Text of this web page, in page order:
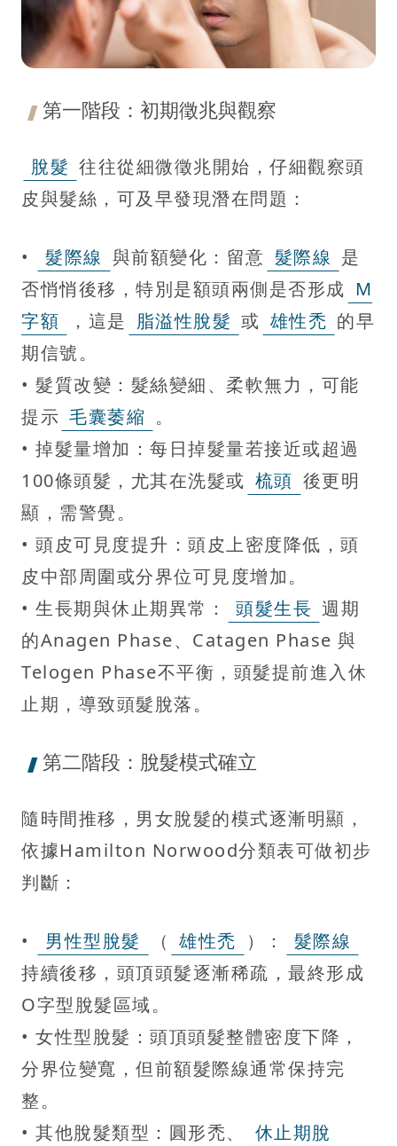
第一階段：初期徵兆與觀察
脫髮 往往從細微徵兆開始，仔細觀察頭
皮與髮絲，可及早發現潛在問題：
• 髮際線 與前額變化：留意 髮際線 是
否悄悄後移，特別是額頭兩側是否形成 M
字額
，這是 脂溢性脫髮 或 雄性禿 的早
期信號。
• 髮質改變：髮絲變細、柔軟無力，可能
提示 毛囊萎縮 。
• 掉髮量增加：每日掉髮量若接近或超過
100條頭髮，尤其在洗髮或 梳頭 後更明
顯，需警覺。
• 頭皮可見度提升：頭皮上密度降低，頭
皮中部周圍或分界位可見度增加。
• 生長期與休止期異常：
頭髮生長 週期
的Anagen Phase、Catagen Phase 與
Telogen Phase不平衡，頭髮提前進入休
止期，導致頭髮脫落。
第二階段：脫髮模式確立
隨時間推移，男女脫髮的模式逐漸明顯，
依據Hamilton Norwood分類表可做初步
判斷：
• 男性型脫髮 （ 雄性禿 ）：
髮際線
持續後移，頭頂頭髮逐漸稀疏，最終形成
O字型脫髮區域。
• 女性型脫髮：頭頂頭髮整體密度下降，
分界位變寬，但前額髮際線通常保持完
整。
• 其他脫髮類型：圓形禿、
休止期脫